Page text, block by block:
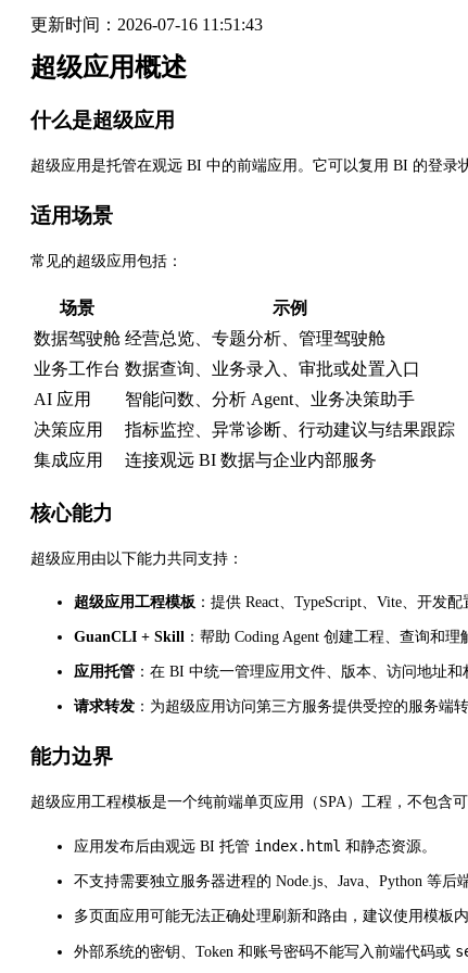
更新时间： 2026-07-16 11:51:43
超级应用概述
什么是超级应用
超级应用是托管在观远 BI 中的前端应用。它可以复用 BI 的登
适用场景
常见的超级应用包括：
场景
示例
数据驾驶舱 经营总览、专题分析、管理驾驶舱
业务工作台 数据查询、业务录入、审批或处置入口
AI 应用
智能问数、分析 Agent、业务决策助手
决策应用
指标监控、异常诊断、行动建议与结果跟踪
集成应用
连接观远 BI 数据与企业内部服务
核心能力
超级应用由以下能力共同支持：
超级应用工程模板 ：提供 React、TypeScript、Vite、开发
GuanCLI + Skill ：帮助 Coding Agent 创建工程、查询和
应用托管 ：在 BI 中统一管理应用文件、版本、访问地址和
请求转发 ：为超级应用访问第三方服务提供受控的服务端转
能力边界
超级应用工程模板是一个纯前端单页应用（SPA）工程，不包含
应用发布后由观远 BI 托管 index.html 和静态资源。
不支持需要独立服务器进程的 Node.js、Java、Python 等后
多页面应用可能无法正确处理刷新和路由，建议使用模板内
外部系统的密钥、Token 和账号密码不能写入前端代码或